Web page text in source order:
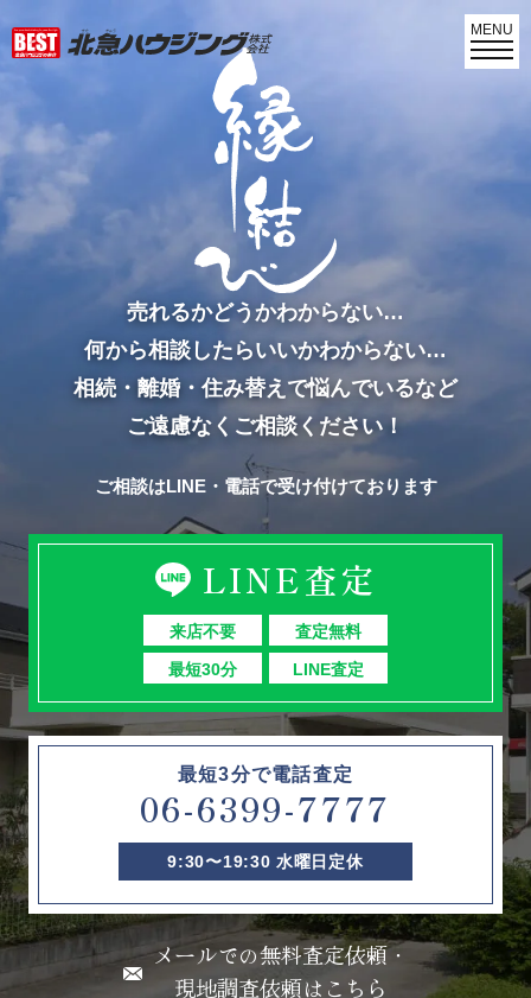
MENU
売れるかどうかわからない…
何から相談したらいいかわからない…
相続・離婚・住み替えで悩んでいるなど
ご遠慮なくご相談ください！
ご相談はLINE・電話で受け付けております
LINE査定
来店不要
査定無料
最短30分
LINE査定
最短3分で電話査定
06-6399-7777
9:30〜19:30 水曜日定休
メールでの無料査定依頼・
現地調査依頼はこちら